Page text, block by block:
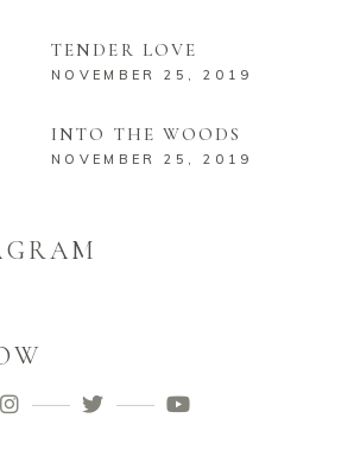
TENDER LOVE
NOVEMBER 25, 2019
INTO THE WOODS
NOVEMBER 25, 2019